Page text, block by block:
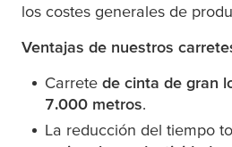
los costes generales de
Ventajas de nuestros
Carrete de cinta de gran
7.000 metros.
La reducción del tiempo